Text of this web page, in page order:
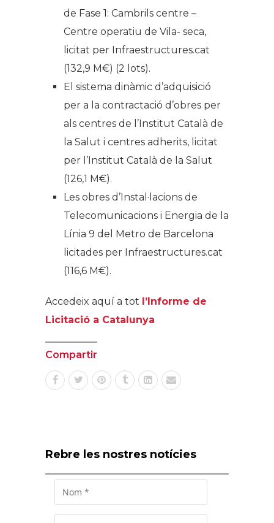
de Fase 1: Cambrils centre –
Centre operatiu de Vila- seca,
licitat per Infraestructures.cat
(132,9 M€) (2 lots).
El sistema dinàmic d’adquisició
per a la contractació d’obres per
als centres de l’Institut Català de
la Salut i centres adherits, licitat
per l’Institut Català de la Salut
(126,1 M€).
Les obres d’Instal·lacions de
Telecomunicacions i Energia de la
Línia 9 del Metro de Barcelona
licitades per Infraestructures.cat
(116,6 M€).
Accedeix aquí a tot l’Informe de
Licitació a Catalunya
Compartir
Rebre les nostres notícies